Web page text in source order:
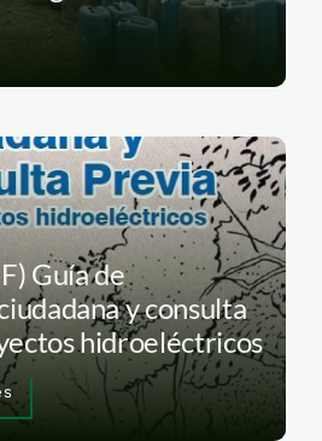
Guía de
y consulta
hidroeléctricos